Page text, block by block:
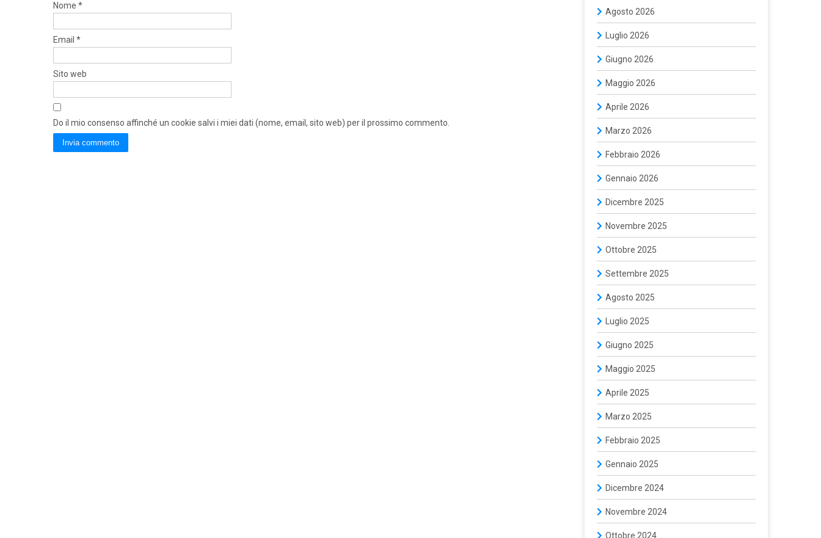
Nome *
Email *
Sito web
Do il mio consenso affinché un cookie salvi i miei dati (nome, email, sito web) per il prossimo commento.
Agosto 2026
Luglio 2026
Giugno 2026
Maggio 2026
Aprile 2026
Marzo 2026
Febbraio 2026
Gennaio 2026
Dicembre 2025
Novembre 2025
Ottobre 2025
Settembre 2025
Agosto 2025
Luglio 2025
Giugno 2025
Maggio 2025
Aprile 2025
Marzo 2025
Febbraio 2025
Gennaio 2025
Dicembre 2024
Novembre 2024
Ottobre 2024